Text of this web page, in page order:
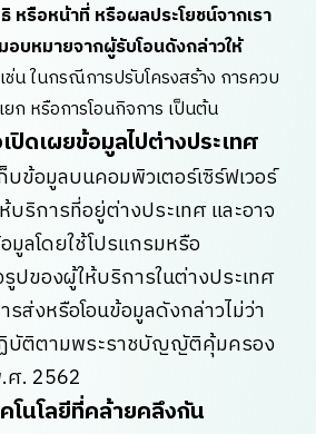
หรือหน้าที่ หรือผลประโยชน์จากเรา
บหมายจากผู้รับโอนดังกล่าวให้
เช่น ในกรณีการปรับโครงสร้าง การควบ
ก หรือการโอนกิจการ เป็นต้น
ปิดเผยข้อมูลไปต่างประเทศ
บข้อมูลบนคอมพิวเตอร์เซิร์ฟเวอร์
บริการที่อยู่ต่างประเทศ และอาจ
ลโดยใช้โปรแกรมหรือ
ปของผู้ให้บริการในต่างประเทศ
รส่งหรือโอนข้อมูลดังกล่าวไม่ว่า
บัติตามพระราชบัญญัติคุ้มครอง
. 2562
โนโลยีที่คล้ายคลึงกัน